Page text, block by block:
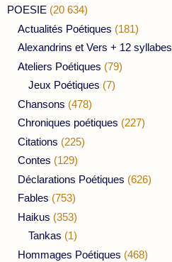
POESIE (20 634)
Actualités Poétiques (181)
Alexandrins et Vers + 12 syllabes
Ateliers Poétiques (79)
Jeux Poétiques (7)
Chansons (478)
Chroniques poétiques (227)
Citations (225)
Contes (129)
Déclarations Poétiques (626)
Fables (753)
Haikus (353)
Tankas (1)
Hommages Poétiques (468)